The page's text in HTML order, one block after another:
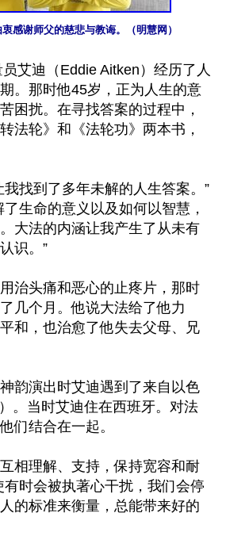
感谢师父的慈悲与教诲。（明慧网）
艾迪（Eddie Aitken）经历了人
。那时他45岁，正为人生的意
困扰。在寻找答案的过程中，
法轮》和《法轮功》两本书，
我找到了多年未解的人生答案。”
生命的意义以及如何以智慧，
大法的内涵让我产生了从未有
识。”
治头痛和恶心的止疼片，那时
几个月。他说大法给了他力
和，也治愈了他失去父母、兄
韵演出时艾迪遇到了来自以色
。当时艾迪住在西班牙。对法
们结合在一起。
相理解、支持，保持宽容和耐
有时会被执著心干扰，我们会停
的标准来衡量，总能带来好的